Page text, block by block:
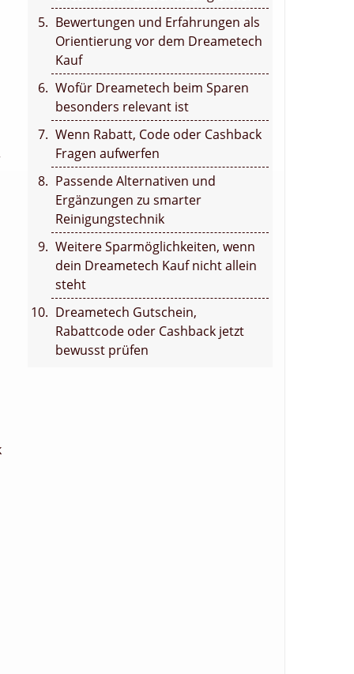
Bewertungen und Erfahrungen als
Orientierung vor dem Dreametech
Kauf
Wofür Dreametech beim Sparen
besonders relevant ist
Wenn Rabatt, Code oder Cashback
Fragen aufwerfen
Passende Alternativen und
Ergänzungen zu smarter
Reinigungstechnik
Weitere Sparmöglichkeiten, wenn
dein Dreametech Kauf nicht allein
steht
Dreametech Gutschein,
Rabattcode oder Cashback jetzt
bewusst prüfen